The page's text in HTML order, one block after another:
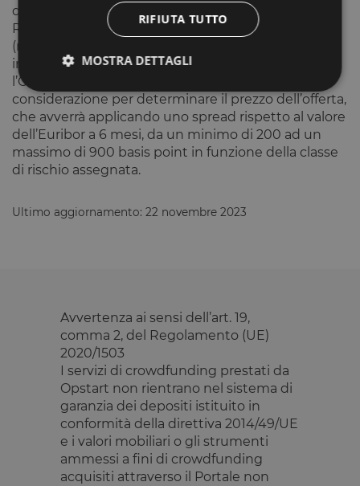
questa seconda analisi è denominato ORI (Opstart
Risk Index) e si colloca sempre in una scala da 1
(rischio molto basso) a 7 (rischio molto alto). L’unico
indicatore pubblicato sulla pagina delle offerte è
l’ORI, che è anche indicatore preso in
considerazione per determinare il prezzo dell’offerta,
che avverrà applicando uno spread rispetto al valore
dell’Euribor a 6 mesi, da un minimo di 200 ad un
massimo di 900 basis point in funzione della classe
di rischio assegnata.
Ultimo aggiornamento: 22 novembre 2023
Avvertenza ai sensi dell’art. 19,
comma 2, del Regolamento (UE)
2020/1503
I servizi di crowdfunding prestati da
Opstart non rientrano nel sistema di
garanzia dei depositi istituito in
conformità della direttiva 2014/49/UE
e i valori mobiliari o gli strumenti
ammessi a fini di crowdfunding
acquisiti attraverso il Portale non
RIFIUTA TUTTO
MOSTRA DETTAGLI
Strettamente necessari
Performance
Targeting
Funzionalità
I cookie strettamente necessari consentono le
può essere utilizzato correttamente senza i cookie
.calendly.com
G_ENABLED_IDPS
Google LLC
.www.opstart.it
1 anno 1